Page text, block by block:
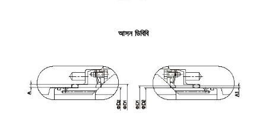
আসন ডিবিবি